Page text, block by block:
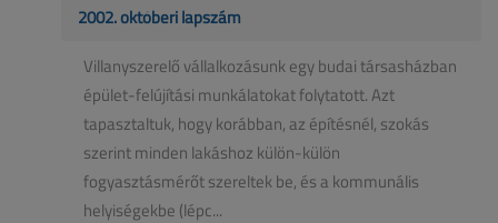
2002. októberi lapszám
Villanyszerelő vállalkozásunk egy budai társasházban
épület-felújítási munkálatokat folytatott. Azt
tapasztaltuk, hogy korábban, az építésnél, szokás
szerint minden lakáshoz külön-külön
fogyasztásmérőt szereltek be, és a kommunális
helyiségekbe (lépc...